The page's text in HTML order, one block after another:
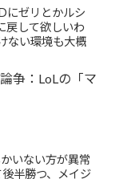
にゼリとかルシ
戻して欲しいわ
ない環境も大概
争：LoLの「マ
いない方が異常
半勝つ、メイジ